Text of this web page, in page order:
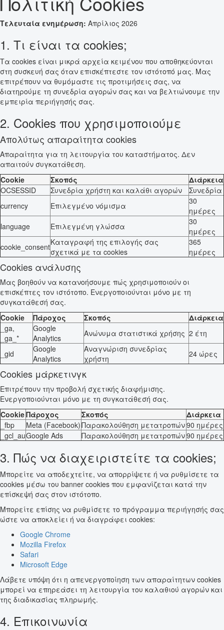
Τελευταία ενημέρωση: Απρίλιος 2026
1. Τι είναι τα cookies;
Τα cookies είναι μικρά αρχεία κειμένου που αποθηκεύονται
στη συσκευή σας όταν επισκέπτεστε τον ιστότοπό μας. Μας
επιτρέπουν να θυμόμαστε τις προτιμήσεις σας, να
διατηρούμε τη συνεδρία αγορών σας και να βελτιώνουμε την
εμπειρία περιήγησής σας.
2. Cookies που χρησιμοποιούμε
Απολύτως απαραίτητα cookies
Απαραίτητα για τη λειτουργία του καταστήματος. Δεν
απαιτούν συγκατάθεση.
Cookie
Σκοπός
Διάρκεια
OCSESSID
Συνεδρία χρήστη και καλάθι αγορών
Συνεδρία
currency
Επιλεγμένο νόμισμα
30
ημέρες
language
Επιλεγμένη γλώσσα
30
ημέρες
cookie_consentΚαταγραφή της επιλογής σας
σχετικά με τα cookies
365
ημέρες
Cookies ανάλυσης
Μας βοηθούν να κατανοήσουμε πώς χρησιμοποιούν οι
επισκέπτες τον ιστότοπο. Ενεργοποιούνται μόνο με τη
συγκατάθεσή σας.
Cookie
Πάροχος Σκοπός
Διάρκεια
_ga,
_ga_*
Google
Analytics
Ανώνυμα στατιστικά χρήσης 2 έτη
_gid
Google
Analytics
Αναγνώριση συνεδρίας
χρήστη
24 ώρες
Cookies μάρκετινγκ
Επιτρέπουν την προβολή σχετικής διαφήμισης.
Ενεργοποιούνται μόνο με τη συγκατάθεσή σας.
CookieΠάροχος Σκοπός
Διάρκεια
_fbp
Meta (Facebook)Παρακολούθηση μετατροπών90 ημέρες
_gcl_auGoogle Ads Παρακολούθηση μετατροπών90 ημέρες
3. Πώς να διαχειριστείτε τα cookies;
Μπορείτε να αποδεχτείτε, να απορρίψετε ή να ρυθμίσετε τα
cookies μέσω του banner cookies που εμφανίζεται κατά την
επίσκεψή σας στον ιστότοπο.
Μπορείτε επίσης να ρυθμίσετε το πρόγραμμα περιήγησής σας
ώστε να αποκλείει ή να διαγράφει cookies:
Google Chrome
Mozilla Firefox
Safari
Microsoft Edge
Λάβετε υπόψη ότι η απενεργοποίηση των απαραίτητων cookies
μπορεί να επηρεάσει τη λειτουργία του καλαθιού αγορών και
της διαδικασίας πληρωμής.
4. Επικοινωνία